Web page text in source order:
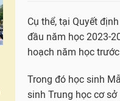
Cụ thể, tại Quyết
đầu năm học 2023-
hoạch năm học
Trong đó học sinh
sinh Trung học cơ